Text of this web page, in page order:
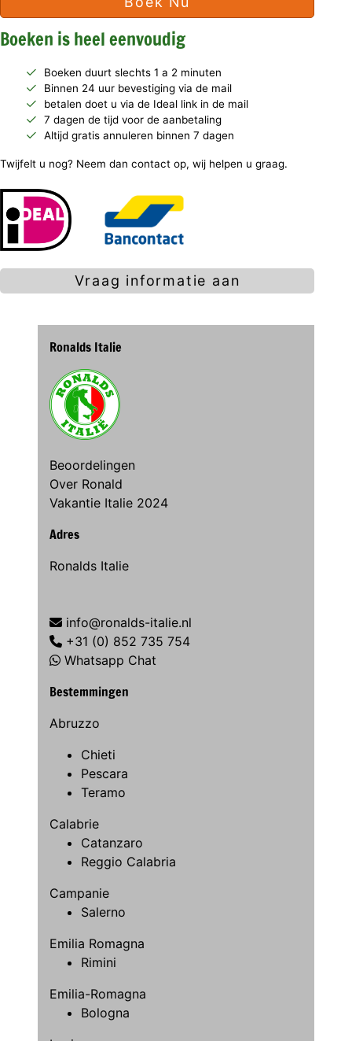
Boeken is heel eenvoudig
Boeken duurt slechts 1 a 2 minuten
Binnen 24 uur bevestiging via de mail
betalen doet u via de Ideal link in de mail
7 dagen de tijd voor de aanbetaling
Altijd gratis annuleren binnen 7 dagen
Twijfelt u nog? Neem dan contact op, wij helpen u graag.
Vraag informatie aan
Ronalds Italie
Beoordelingen
Over Ronald
Vakantie Italie 2024
Adres
Ronalds Italie
info@ronalds-italie.nl
+31 (0) 852 735 754
Whatsapp Chat
Bestemmingen
Abruzzo
Chieti
Pescara
Teramo
Calabrie
Catanzaro
Reggio Calabria
Campanie
Salerno
Emilia Romagna
Rimini
Emilia-Romagna
Bologna